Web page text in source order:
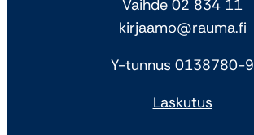
Vaihde 02 834 11
kirjaamo@rauma.fi
Y-tunnus 0138780-9
Laskutus